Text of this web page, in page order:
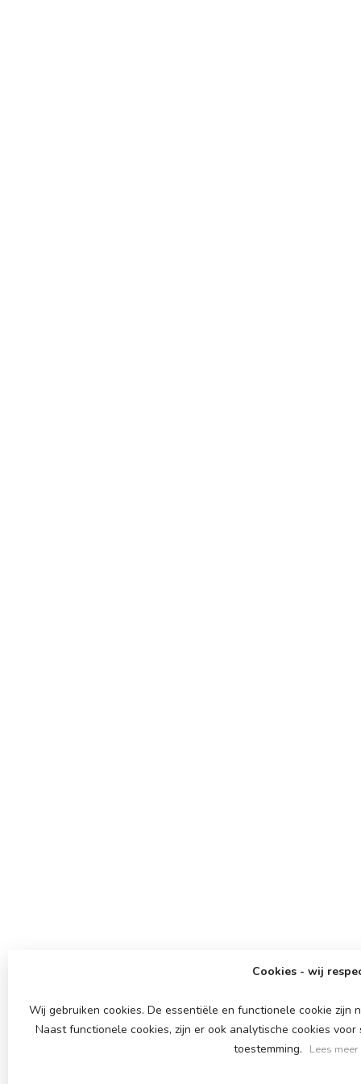
Cookies - wij
Wij gebruiken cookies. De essentiële en functionele cookie
Naast functionele cookies, zijn er ook analytische cookies
toestemming.
Lees